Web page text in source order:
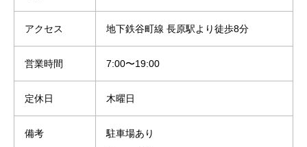
アクセス 地下鉄谷町線 長原駅より徒歩8分
営業時間 7:00〜19:00
定休日 木曜日
備考
駐車場あり